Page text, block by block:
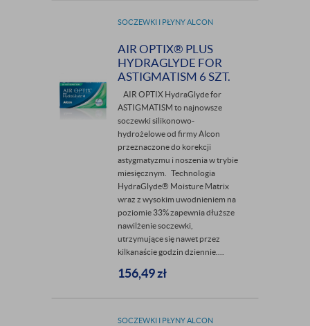
SOCZEWKI I PŁYNY ALCON
AIR OPTIX® PLUS
HYDRAGLYDE FOR
ASTIGMATISM 6 SZT.
AIR OPTIX HydraGlyde for
ASTIGMATISM to najnowsze
soczewki silikonowo-
hydrożelowe od firmy Alcon
przeznaczone do korekcji
astygmatyzmu i noszenia w trybie
miesięcznym. Technologia
HydraGlyde® Moisture Matrix
wraz z wysokim uwodnieniem na
poziomie 33% zapewnia dłuższe
nawilżenie soczewki,
utrzymujące się nawet przez
kilkanaście godzin dziennie....
156,49zł
SOCZEWKI I PŁYNY ALCON